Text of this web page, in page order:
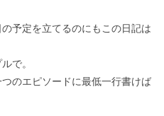
予定を立てるのにもこの日記は
で。
のエピソードに最低一行書けば